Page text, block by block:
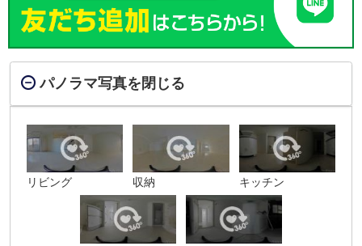
パノラマ写真を閉じる
リビング 収納 キッチン